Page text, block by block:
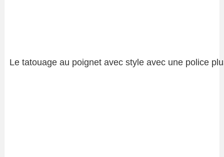
Le tatouage au poignet avec style avec une police